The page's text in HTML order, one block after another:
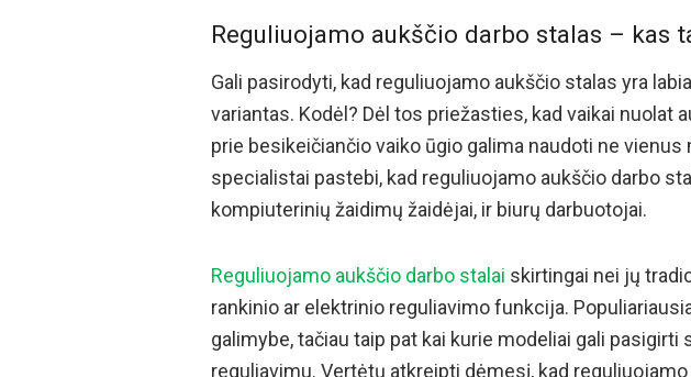
Reguliuojamo aukščio darbo stalas – kas
Gali pasirodyti, kad reguliuojamo aukščio stalas yra
variantas. Kodėl? Dėl tos priežasties, kad vaikai nuolat
prie besikeičiančio vaiko ūgio galima naudoti ne vienus
specialistai pastebi, kad reguliuojamo aukščio darbo
kompiuterinių žaidimų žaidėjai, ir biurų darbuotojai.
Reguliuojamo aukščio darbo stalai skirtingai nei jų
rankinio ar elektrinio reguliavimo funkcija.
galimybe, tačiau taip pat kai kurie modeliai gali pasigirti
reguliavimu. Vertėtų atkreipti dėmesį, kad